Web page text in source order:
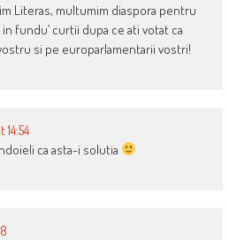
Literas, multumim diaspora pentru
fundu’ curtii dupa ce ati votat ca
si pe europarlamentarii vostri!
ca asta-i solutia